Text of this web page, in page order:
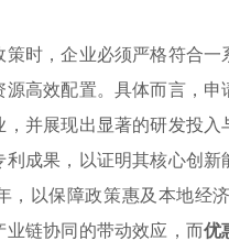
时，企业必须严格符合
高效配置。具体而言，
并展现出显著的研发投入
成果，以证明其核心创新
，以保障政策惠及本地经
链协同的带动效应，而优